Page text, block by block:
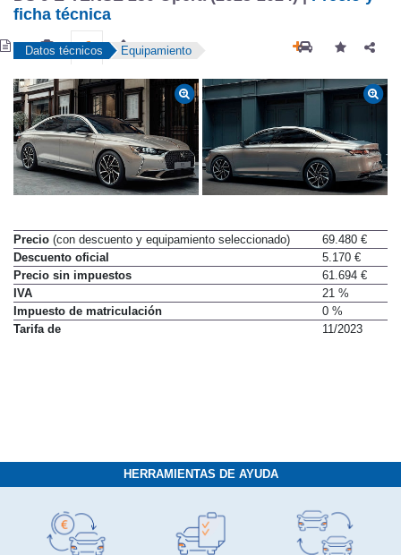
9 E-TENSE 250 Opera
DS 9 E-TENSE 250 Opera (2023-2024) |
Precio y
Precio(con descuento y equipamiento seleccionado)
69.480 €
Descuento oficial
5.170 €
Precio sin impuestos
61.694 €
IVA
21 %
Impuesto de matriculación
0 %
HERRAMIENTAS DE AYUDA